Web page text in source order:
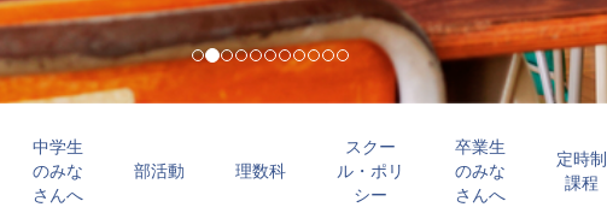
中学生
のみな
さんへ
部活動 理数科
スクー
ル・ポリ
シー
卒業生
のみな
さんへ
定時制
課程